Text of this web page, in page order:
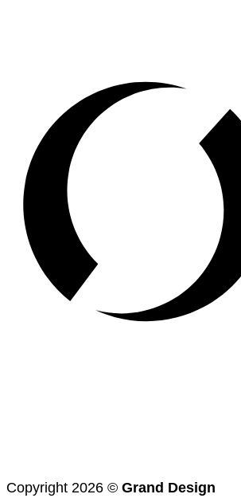
Copyright 2026 © Grand Design